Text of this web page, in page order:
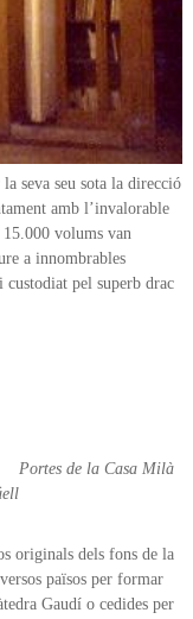
seva seu sota la direcció
amb l’invalorable
volums van
a innombrables
pel superb drac
Portes de la Casa Milà
originals dels fons de la
països per formar
Gaudí o cedides per